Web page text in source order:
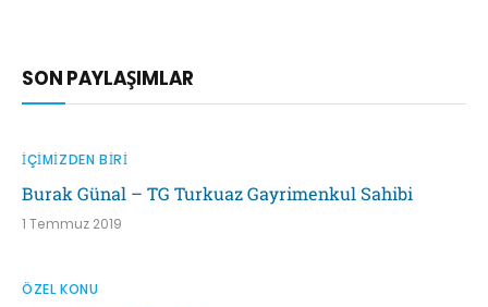
SON PAYLAŞIMLAR
İÇIMIZDEN BIRI
Burak Günal – TG Turkuaz Gayrimenkul Sahibi
1 Temmuz 2019
ÖZEL KONU